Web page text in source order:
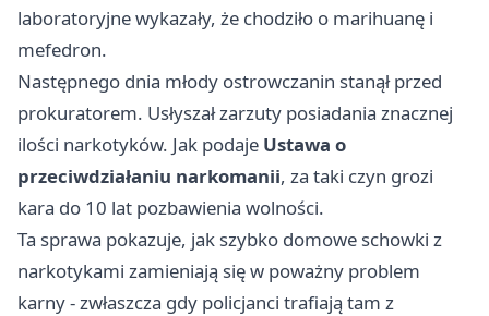
laboratoryjne wykazały, że chodziło o marihuanę i
mefedron.
Następnego dnia młody ostrowczanin stanął przed
prokuratorem. Usłyszał zarzuty posiadania znacznej
ilości narkotyków. Jak podaje Ustawa o
przeciwdziałaniu narkomanii, za taki czyn grozi
kara do 10 lat pozbawienia wolności.
Ta sprawa pokazuje, jak szybko domowe schowki z
narkotykami zamieniają się w poważny problem
karny - zwłaszcza gdy policjanci trafiają tam z